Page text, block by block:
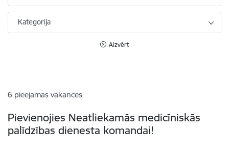
Kategorija
Aizvērt
6 pieejamas vakances
Pievienojies Neatliekamās medicīniskās
palīdzības dienesta komandai!